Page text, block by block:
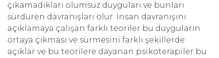
çıkamadıkları olumsuz duyguları ve bunları
sürdüren davranışları olur. İnsan davranışını
açıklamaya çalışan farklı teoriler bu duyguların
ortaya çıkması ve sürmesini farklı şekillerde
açıklar ve bu teorilere dayanan psikoterapiler bu